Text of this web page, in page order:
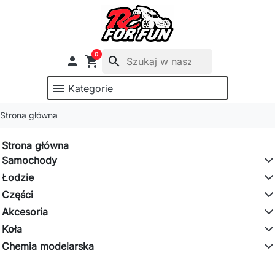
 shopping_cart
0
search
menu Kategorie
Strona główna
Strona główna
Samochody
Łodzie
Części
Akcesoria
Koła
Chemia modelarska